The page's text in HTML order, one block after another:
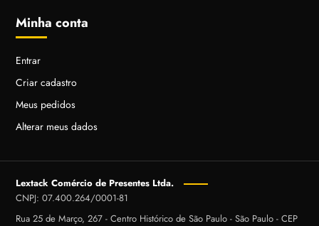
Minha conta
Entrar
Criar cadastro
Meus pedidos
Alterar meus dados
Lextack Comércio de Presentes Ltda.
CNPJ: 07.400.264/0001-81
Rua 25 de Março, 267 - Centro Histórico de São Paulo - São Paulo - CEP